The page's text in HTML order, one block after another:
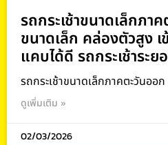
รถกระเช้าขนาดเล็กภา
ขนาดเล็ก คล่องตัวสูง
แคบได้ดี รถกระเช้าระ
รถกระเช้าขนาดเล็กภาคตะวันออก
ดูเพิ่มเติม »
02/03/2026